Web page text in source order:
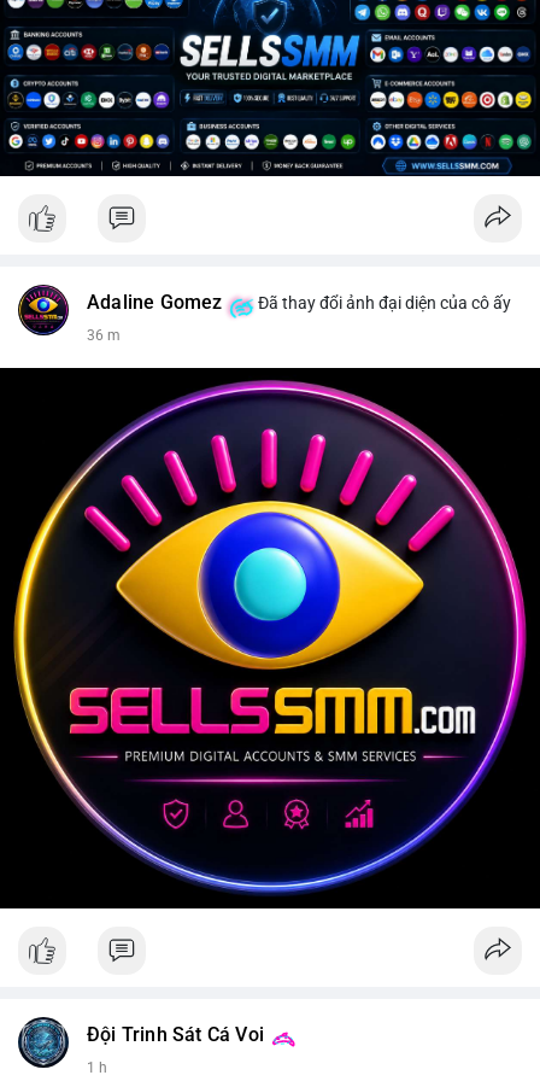
Adaline Gomez Đã thay đổi ảnh đại diện của cô ấy
36 m
Đội Trinh Sát Cá Voi
1 h